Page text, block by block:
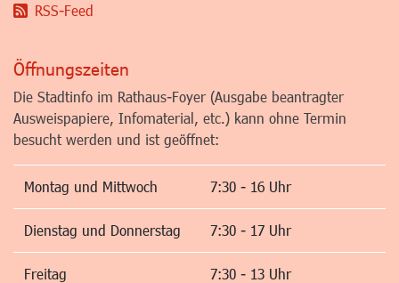
RSS-Feed
Öffnungszeiten
Die Stadtinfo im Rathaus-Foyer (Ausgabe beantragter
Ausweispapiere, Infomaterial, etc.) kann ohne Termin
besucht werden und ist geöffnet:
Montag und Mittwoch 7:30 - 16 Uhr
Dienstag und Donnerstag 7:30 - 17 Uhr
Freitag 7:30 - 13 Uhr